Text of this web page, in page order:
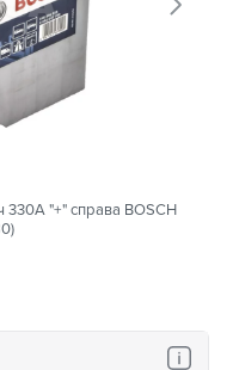
"+" справа BOSCH